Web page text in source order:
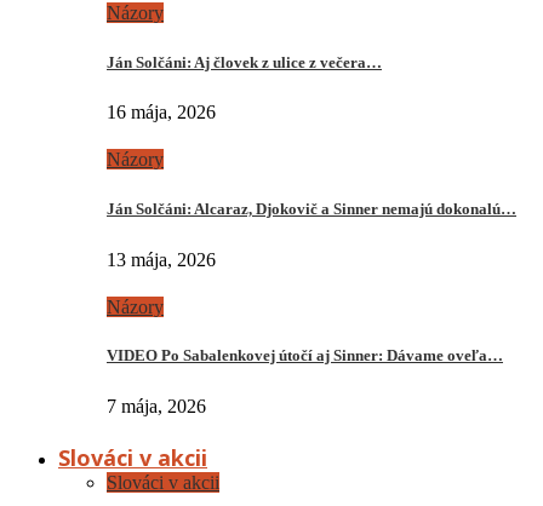
Názory
Ján Solčáni: Aj človek z ulice z večera…
16 mája, 2026
Názory
Ján Solčáni: Alcaraz, Djokovič a Sinner nemajú dokonalú…
13 mája, 2026
Názory
VIDEO Po Sabalenkovej útočí aj Sinner: Dávame oveľa…
7 mája, 2026
Slováci v akcii
Slováci v akcii